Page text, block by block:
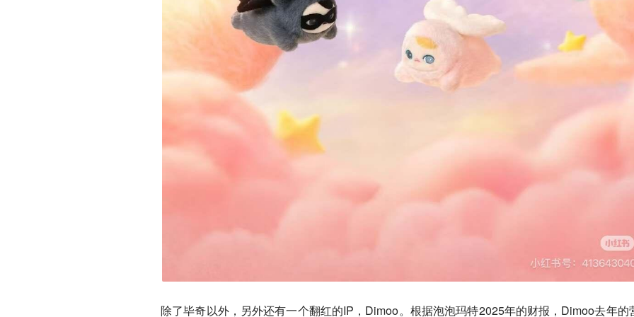
除了毕奇以外，另外还有一个翻红的IP，Dimoo。根据泡泡玛特2025年的财报，Dimoo去年的